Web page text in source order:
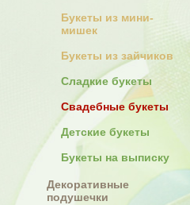
Букеты из мини-
мишек
Букеты из зайчиков
Сладкие букеты
Свадебные букеты
Детские букеты
Букеты на выписку
Декоративные
подушечки